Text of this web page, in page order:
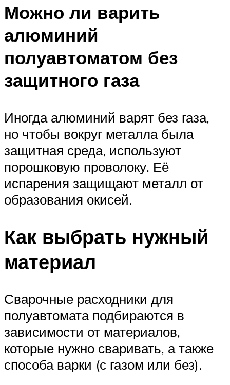
Можно ли варить
алюминий
полуавтоматом без
защитного газа
Иногда алюминий варят без газа,
но чтобы вокруг металла была
защитная среда, используют
порошковую проволоку. Её
испарения защищают металл от
образования окисей.
Как выбрать нужный
материал
Сварочные расходники для
полуавтомата подбираются в
зависимости от материалов,
которые нужно сваривать, а также
способа варки (с газом или без).